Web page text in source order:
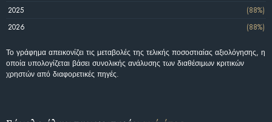
2025
(88%)
2026
(88%)
Το γράφημα απεικονίζει τις μεταβολές της τελικής ποσοστιαίας αξιολόγησης, η
οποία υπολογίζεται βάσει συνολικής ανάλυσης των διαθέσιμων κριτικών
χρηστών από διαφορετικές πηγές.